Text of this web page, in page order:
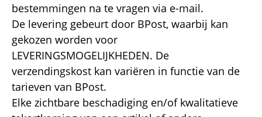
bestemmingen na te vragen via e-mail.
De levering gebeurt door BPost, waarbij kan
gekozen worden voor
LEVERINGSMOGELIJKHEDEN. De
verzendingskost kan variëren in functie van de
tarieven van BPost.
Elke zichtbare beschadiging en/of kwalitatieve